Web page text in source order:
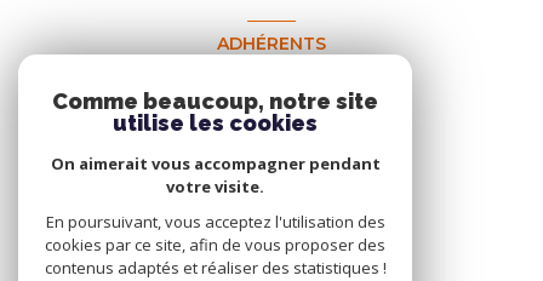
ADHÉRENTS
Nous adhérons
Comme beaucoup, notre site
utilise les cookies
On aimerait vous accompagner pendant
votre visite.
En poursuivant, vous acceptez l'utilisation des
cookies par ce site, afin de vous proposer des
contenus adaptés et réaliser des statistiques !